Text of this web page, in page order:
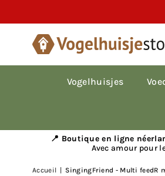
Vogelhuisjes
📍 Boutique en ligne
Avec amour pour
Accueil SingingFriend - Multi feedR